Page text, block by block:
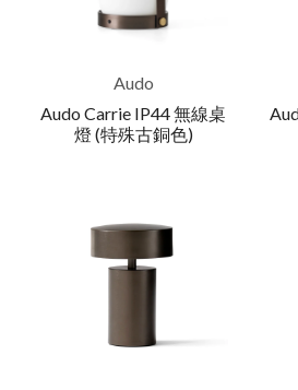
Audo
Audo Carrie IP44 無線桌
燈 (特殊古銅色)